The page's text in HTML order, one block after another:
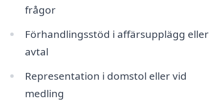
frågor
Förhandlingsstöd i affärsupplägg eller
avtal
Representation i domstol eller vid
medling